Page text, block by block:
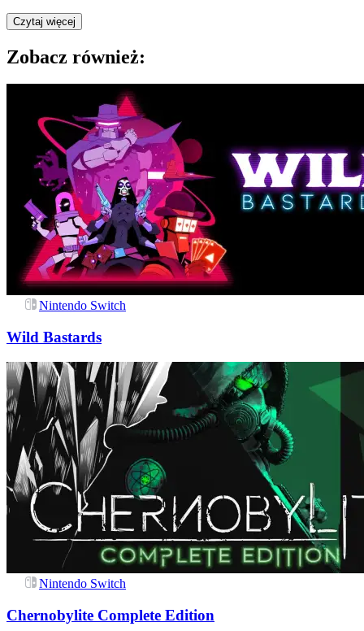
Czytaj więcej
Zobacz również:
Nintendo Switch
Wild Bastards
Nintendo Switch
Chernobylite Complete Edition